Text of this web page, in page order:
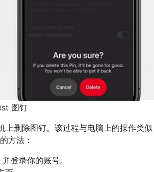
图钉
删除图钉。该过程与电脑上的操作类
方法：
登录你的账号。